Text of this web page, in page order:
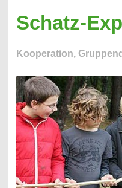
Schatz-
Kooperation,